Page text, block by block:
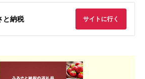
と納税 サイトに行く